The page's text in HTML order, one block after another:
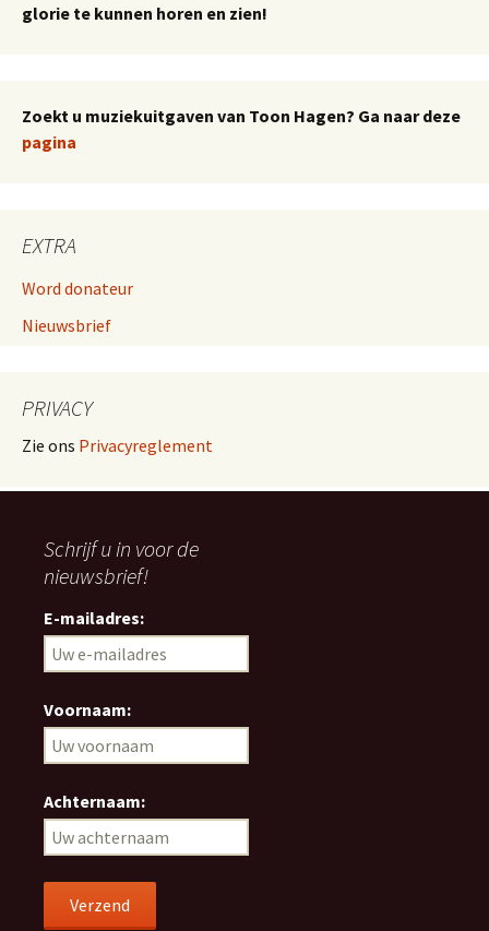
glorie te kunnen horen en zien!
Zoekt u muziekuitgaven van Toon Hagen? Ga naar deze
pagina
EXTRA
Word donateur
Nieuwsbrief
PRIVACY
Zie ons Privacyreglement
Schrijf u in voor de
nieuwsbrief!
E-mailadres:
Voornaam:
Achternaam: